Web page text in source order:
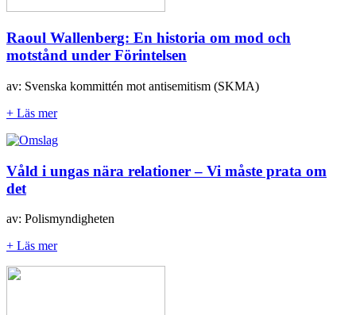
Raoul Wallenberg: En historia om mod och
motstånd under Förintelsen
av: Svenska kommittén mot antisemitism (SKMA)
+ Läs mer
Våld i ungas nära relationer – Vi måste prata om
det
av: Polismyndigheten
+ Läs mer